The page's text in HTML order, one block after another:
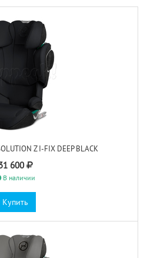
Z I-FIX DEEP BLACK
600
В наличии
Купить